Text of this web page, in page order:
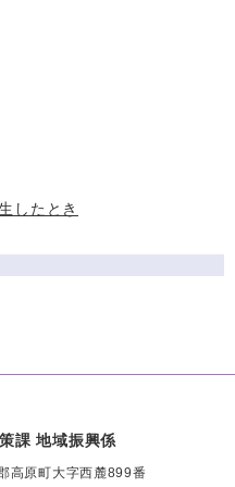
したとき
課 地域振興係
高原町大字西麓899番